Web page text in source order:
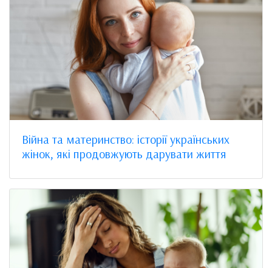
Війна та материнство: історії українських
жінок, які продовжують дарувати життя